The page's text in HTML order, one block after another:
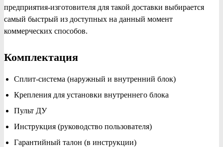
предприятия-изготовителя для такой доставки выбирается
самый быстрый из доступных на данный момент
коммерческих способов.
Комплектация
Сплит-система (наружный и внутренний блок)
Крепления для установки внутреннего блока
Пульт ДУ
Инструкция (руководство пользователя)
Гарантийный талон (в инструкции)